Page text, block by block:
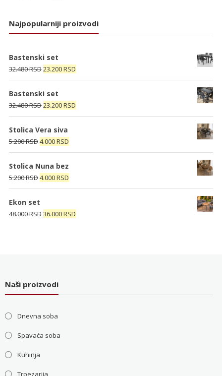
Najpopularniji proizvodi
Bastenski set
32.480RSDOriginalna
cena
je
bila:
32.480 RSD.
23.200RSDTrenutna
cena
23.200 RSD.
Bastenski set
32.480RSDOriginalna
cena
je
bila:
32.480 RSD.
23.200RSDTrenutna
cena
Stolica Vera siva
5.200RSDOriginalna
cena
je
bila:
5.200 RSD.
4.000RSDTrenutna
cena
je:
4.000 RSD.
Stolica Nuna bez
5.200RSDOriginalna
cena
je
bila:
4.000RSDTrenutna
cena
4.000 RSD.
Ekon set
48.000RSDOriginalna
36.000RSDTrenutna
Naši proizvodi
Dnevna soba
Spavaća soba
Kuhinja
Trpezarija